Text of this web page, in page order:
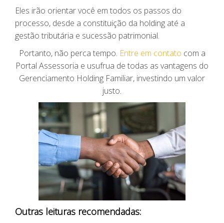
Eles irão orientar você em todos os passos do
processo, desde a constituição da holding até a
gestão tributária e sucessão patrimonial.
Portanto, não perca tempo. Entre em contato com a
Portal Assessoria e usufrua de todas as vantagens do
Gerenciamento Holding Familiar, investindo um valor
justo.
Outras leituras recomendadas: